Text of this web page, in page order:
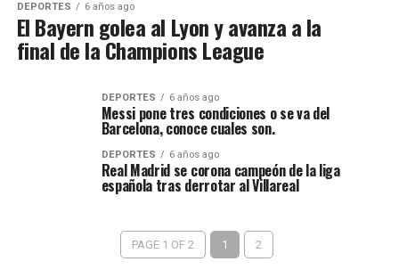
DEPORTES 6 años ago
El Bayern golea al Lyon y avanza a la
final de la Champions League
DEPORTES 6 años ago
Messi pone tres condiciones o se va del
Barcelona, conoce cuales son.
DEPORTES 6 años ago
Real Madrid se corona campeón de la liga
española tras derrotar al Villareal
PAGE 1 OF 2 1 2